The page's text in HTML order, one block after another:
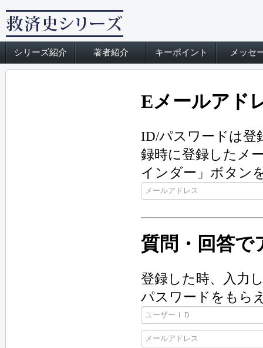
シリーズ紹介 著者紹介 キーポイント メッセ
Eメールアド
ID/パスワードは登
録時に登録したメ
インダー」ボタン
質問・回答で
登録した時、入力
パスワードをもら